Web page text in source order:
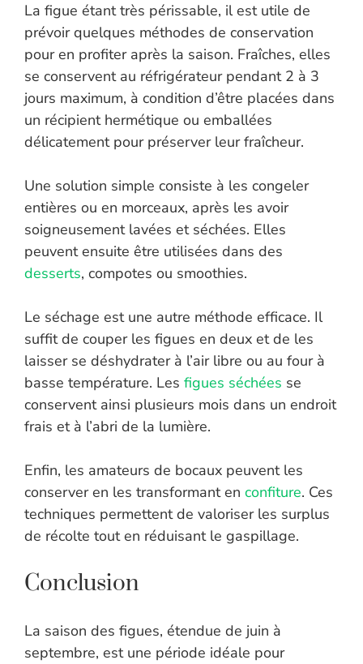
La figue étant très périssable, il est utile de
prévoir quelques méthodes de conservation
pour en profiter après la saison. Fraîches, elles
se conservent au réfrigérateur pendant 2 à 3
jours maximum, à condition d’être placées dans
un récipient hermétique ou emballées
délicatement pour préserver leur fraîcheur.
Une solution simple consiste à les congeler
entières ou en morceaux, après les avoir
soigneusement lavées et séchées. Elles
peuvent ensuite être utilisées dans des
desserts, compotes ou smoothies.
Le séchage est une autre méthode efficace. Il
suffit de couper les figues en deux et de les
laisser se déshydrater à l’air libre ou au four à
basse température. Les figues séchées se
conservent ainsi plusieurs mois dans un endroit
frais et à l’abri de la lumière.
Enfin, les amateurs de bocaux peuvent les
conserver en les transformant en confiture. Ces
techniques permettent de valoriser les surplus
de récolte tout en réduisant le gaspillage.
Conclusion
La saison des figues, étendue de juin à
septembre, est une période idéale pour